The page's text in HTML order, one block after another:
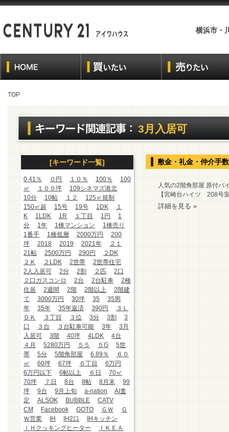
横浜市・
TOP
3月入居可
[キーワード一覧]
0.41％ ０円 １０％ 100％
100
㎡
１００坪
109シネマズ港北
10分
10帖 １２
125㎡規制
150㎡超
15号 19号 1DK
１
K
1LDK 1R １丁目 1円
1
分
1年 1棟マンション
1棟売り
1番手
1種低層 2000万円
200
坪
2018 2019 2021年
２１
21帖
2500万円 290円
２DK
２Ｋ
２LDK 2世帯
2世帯住宅
2人入居可
2分 2割 ２匹
2口
２口ガスコンロ
2台 2台駐車
2種
住居
2週間 2階 2階以上
2階建
て
3000万円 30坪 35
35周
年
35年 35年返済 390円
３Ｌ
ＤＫ
３丁目 ３位 3分 3割
3
口
３台 ３台駐車可能 3年
3月
入居可
3階 40坪 4LDK
4台
４月
5280万円 ５５ ５G
5世
帯
5分 5階角部屋 6.89％
６０
㎡
60坪 67坪 ６丁目
6万円
6万円以下
6帖以上 ６日
70㎡
70坪
７日 8台 8帖 8月末
99
坪
9台 9月上旬 a-nation
AI査
定
ALSOK BUBBLE
CATV
CM
Facebook GOTO ＧＷ
Ｇ
Ｗ営業
IH IH2口
IHキッチン
ＩＨクッキングヒーター
ＩＫＥＡ
敷金・礼金・仲介手
人気の2階角部屋 原付バ
【宮崎台ハイツ 208号
詳細を見る »